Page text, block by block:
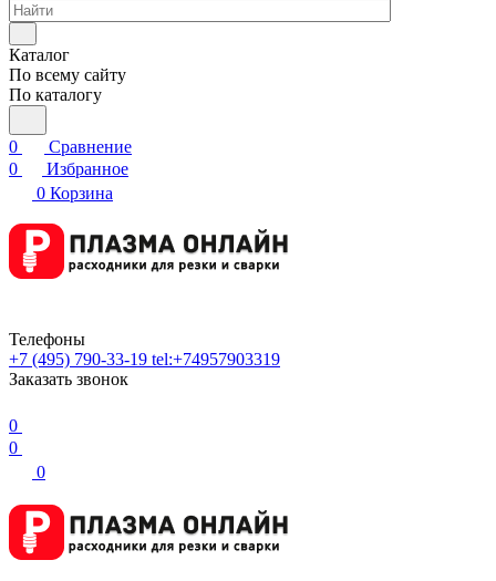
Каталог
По всему сайту
По каталогу
0
Сравнение
0
Избранное
0 Корзина
Телефоны
+7 (495) 790-33-19 tel:+74957903319
Заказать звонок
0
0
0